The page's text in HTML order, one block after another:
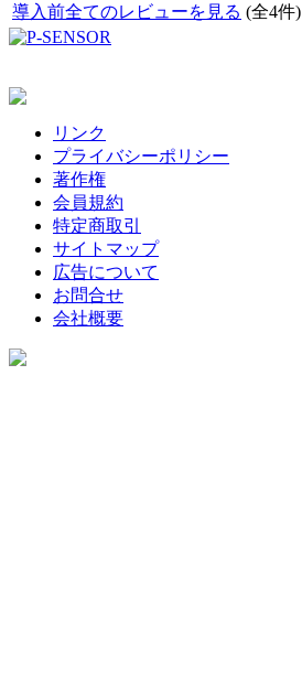
導入前全てのレビューを見る (全4件)
リンク
プライバシーポリシー
著作権
会員規約
特定商取引
サイトマップ
広告について
お問合せ
会社概要